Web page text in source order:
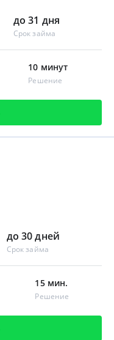
до 31 дня
Срок займа
10 минут
Решение
до 30 дней
Срок займа
15 мин.
Решение